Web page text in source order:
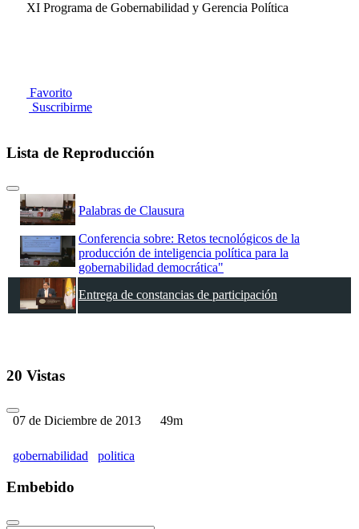
XI Programa de Gobernabilidad y Gerencia Política
Favorito
Suscribirme
Lista de Reproducción
Palabras de Clausura
Conferencia sobre: Retos tecnológicos de la
producción de inteligencia política para la
gobernabilidad democrática"
Entrega de constancias de participación
20 Vistas
07 de Diciembre de 2013 49m
gobernabilidad politica
Embebido